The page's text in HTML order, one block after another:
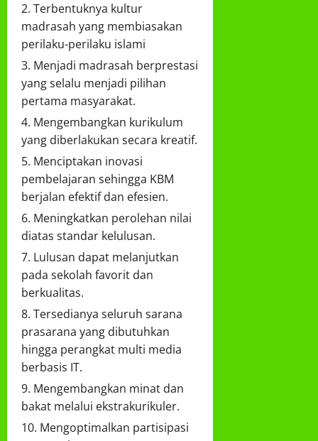
Terbentuknya kultur
madrasah yang membiasakan
perilaku-perilaku islami
Menjadi madrasah berprestasi
yang selalu menjadi pilihan
pertama masyarakat.
Mengembangkan kurikulum
yang diberlakukan secara kreatif.
Menciptakan inovasi
pembelajaran sehingga KBM
berjalan efektif dan efesien.
Meningkatkan perolehan nilai
diatas standar kelulusan.
Lulusan dapat melanjutkan
pada sekolah favorit dan
berkualitas.
Tersedianya seluruh sarana
prasarana yang dibutuhkan
hingga perangkat multi media
berbasis IT.
Mengembangkan minat dan
bakat melalui ekstrakurikuler.
Mengoptimalkan partisipasi